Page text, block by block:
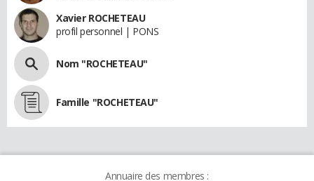
Xavier ROCHETEAU
profil personnel | PONS
Nom "ROCHETEAU"
Famille "ROCHETEAU"
Annuaire des membres :